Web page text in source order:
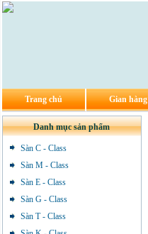
Trang chủ Gian hàng
Danh mục sản phẩm
Sàn C - Class
Sàn M - Class
Sàn E - Class
Sàn G - Class
Sàn T - Class